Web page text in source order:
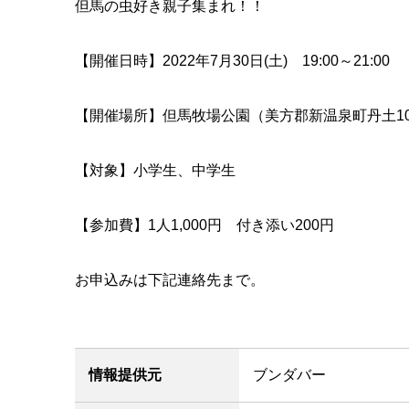
但馬の虫好き親子集まれ！！
【開催日時】2022年7月30日(土) 19:00～21:00
【開催場所】但馬牧場公園（美方郡新温泉町丹土
【対象】小学生、中学生
【参加費】1人1,000円 付き添い200円
お申込みは下記連絡先まで。
情報提供元 ブンダバー